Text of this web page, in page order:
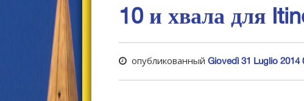
10 и хвала для
опубликованный Giovedì 31 Luglio 2014